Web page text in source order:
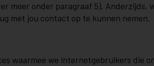
meer onder paragraaf 5). Anderzijds,
met jou contact op te kunnen nemen.
waarmee we internetgebruikers die